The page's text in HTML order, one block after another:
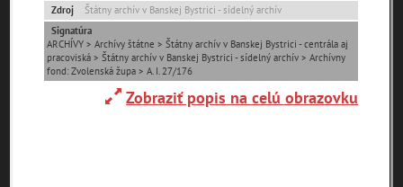
(2)
(1)
Adidovce(1) Albena (BG) .(10) Alpy(2)
Antivari (AL)(1) Antol(1) Ardanovce(2)
Zdroj
Štátny archív v Banskej Bystrici - sídelný archív
Signatúra
ARCHÍVY > Archívy štátne > Štátny archív v Banskej Bystrici - centrála aj
pracoviská > Štátny archív v Banskej Bystrici - sídelný archív > Archívny
fond: Zvolenská župa > A. I. 27/176
Zobraziť popis na celú obrazovku